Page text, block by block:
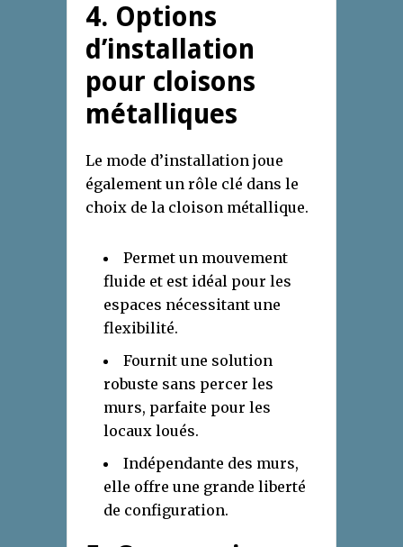
4. Options
d’installation
pour cloisons
métalliques
Le mode d’installation joue
également un rôle clé dans le
choix de la cloison métallique.
Permet un mouvement
fluide et est idéal pour les
espaces nécessitant une
flexibilité.
Fournit une solution
robuste sans percer les
murs, parfaite pour les
locaux loués.
Indépendante des murs,
elle offre une grande liberté
de configuration.